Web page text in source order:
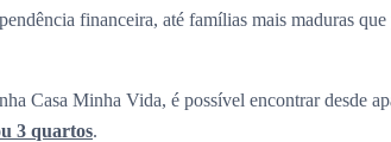
financeira, até famílias mais maduras
Casa Minha Vida, é possível encontrar desde
3 quartos.